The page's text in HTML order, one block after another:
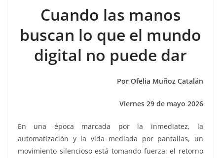
e
b
o
o
er l s
A
p
p
y
Li
n
k
gr
a
m
e
Cuando las manos
buscan lo que el mundo
digital no puede dar
Por Ofelia Muñoz Catalán
Viernes 29 de mayo 2026
En una época marcada por la inmediatez, la
automatización y la vida mediada por pantallas, un
movimiento silencioso está tomando fuerza: el retorno